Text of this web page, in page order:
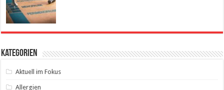
Kategorien
Aktuell im Fokus
Allergien